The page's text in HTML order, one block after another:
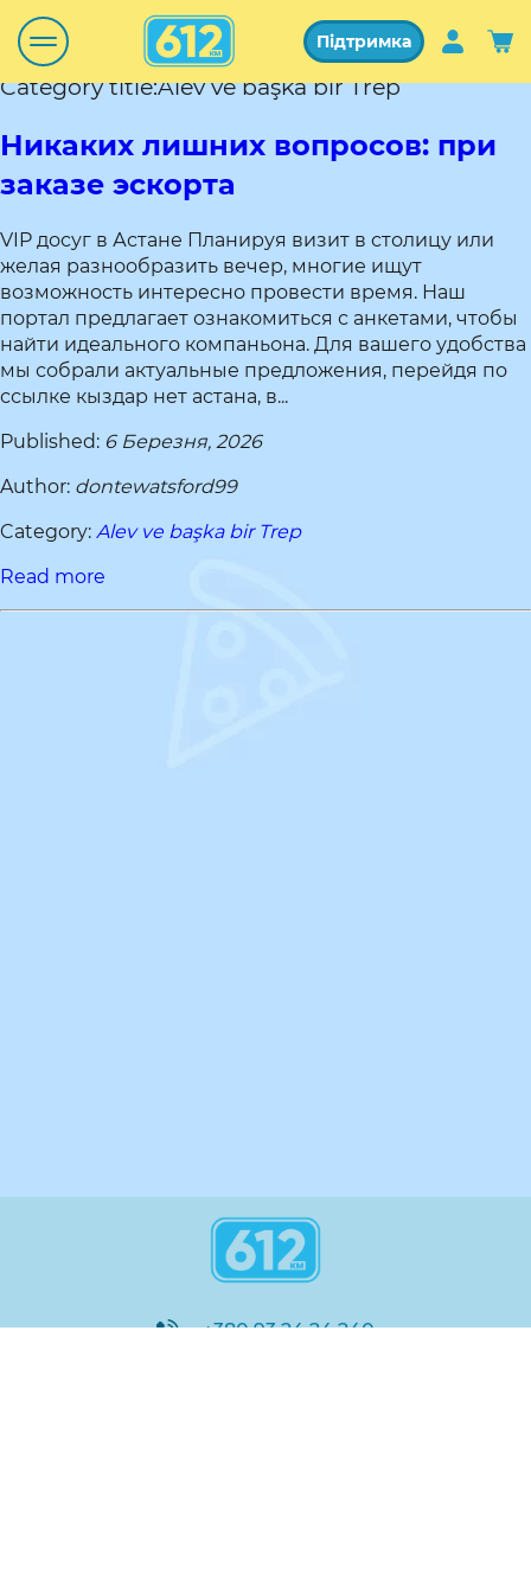
Підтримка
Category title:Alev ve başka bir Trep
Никаких лишних вопросов: при
заказе эскорта
VIP досуг в Астане Планируя визит в столицу или
желая разнообразить вечер, многие ищут
возможность интересно провести время. Наш
портал предлагает ознакомиться с анкетами, чтобы
найти идеального компаньона. Для вашего удобства
мы собрали актуальные предложения, перейдя по
ссылке кыздар нет астана, в...
Published: 6 Березня, 2026
Author: dontewatsford99
Category: Alev ve başka bir Trep
Read more
+380 93 24 24 240